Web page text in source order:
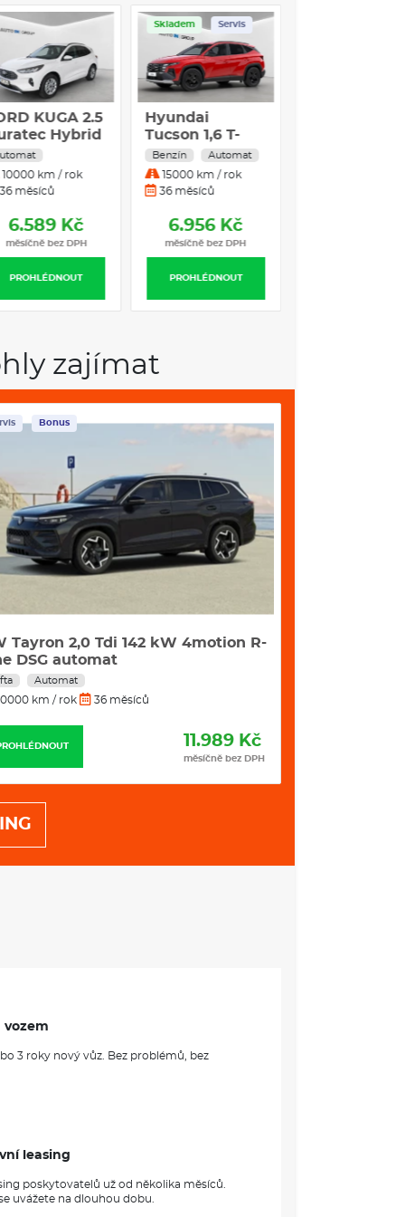
KUGA 2.5
Hybrid
Titanium
10000 km / rok
měsíců
PROHLÉDNOUT
6.589 Kč
měsíčně bez DPH
Skladem Servis
Hyundai
Tucson 1,6 T-
GDI GO CZECH
4×2 110 kW DCT
Benzín Automat
15000 km / rok
36 měsíců
PROHLÉDNOUT
6.956 Kč
měsíčně bez DPH
zajímat
Bonus
Tayron 2,0 Tdi 142 kW 4motion R-
DSG automat
Automat
km / rok 36 měsíců
11.989 Kč
měsíčně bez DPH
vozem
3 roky nový vůz. Bez problémů, bez
leasing
poskytovatelů už od několika měsíců.
uvážete na dlouhou dobu.